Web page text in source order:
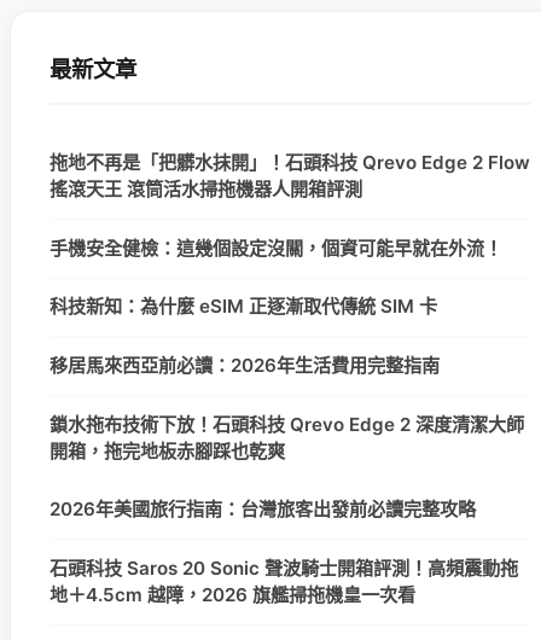
最新文章
拖地不再是「把髒水抹開」！石頭科技 Qrevo Edge 2 Flow
搖滾天王 滾筒活水掃拖機器人開箱評測
手機安全健檢：這幾個設定沒關，個資可能早就在外流！
科技新知：為什麼 eSIM 正逐漸取代傳統 SIM 卡
移居馬來西亞前必讀：2026年生活費用完整指南
鎖水拖布技術下放！石頭科技 Qrevo Edge 2 深度清潔大師
開箱，拖完地板赤腳踩也乾爽
2026年美國旅行指南：台灣旅客出發前必讀完整攻略
石頭科技 Saros 20 Sonic 聲波騎士開箱評測！高頻震動拖
地＋4.5cm 越障，2026 旗艦掃拖機皇一次看